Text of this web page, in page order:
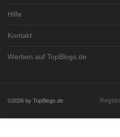
Hilfe
Kontakt
Werben auf TopBlogs.de
©2026 by TopBlogs.de Regeln